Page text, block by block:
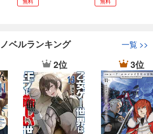
ベルランキング 一覧 >>
2位 3位